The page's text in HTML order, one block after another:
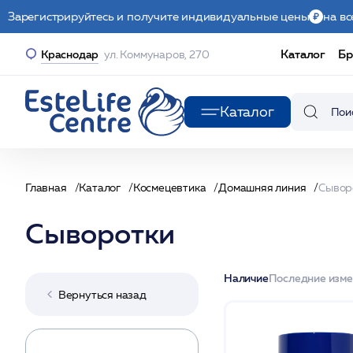
Зарегистрируйтесь и получите индивидуальные цены на
Краснодар ул. Коммунаров, 270 Каталог
Каталог
Главная Каталог Космецевтика Домашняя линия
Сыворотки
Вернуться назад
НаличиеПоследние